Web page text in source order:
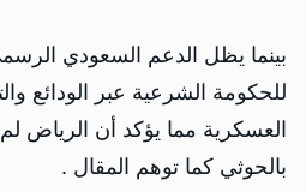
بينما يظل الدعم السعودي
للحكومة الشرعية عبر الودائع
العسكرية مما يؤكد أن الرياض
بالحوثي كما توهم المقال .